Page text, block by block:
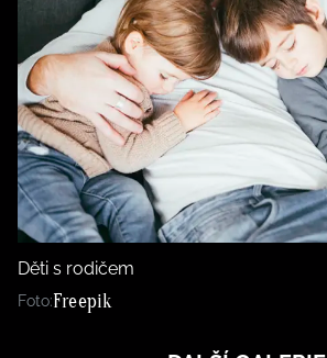
Děti s rodičem
Foto:Freepik